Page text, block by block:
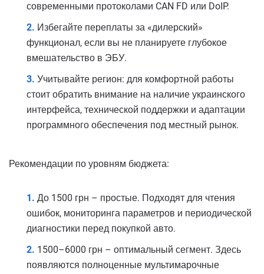
современными протоколами CAN FD или DoIP.
Избегайте переплаты за «дилерский»
функционал, если вы не планируете глубокое
вмешательство в ЭБУ.
Учитывайте регион: для комфортной работы
стоит обратить внимание на наличие украинского
интерфейса, технической поддержки и адаптации
программного обеспечения под местный рынок.
Рекомендации по уровням бюджета:
До 1500 грн – простые. Подходят для чтения
ошибок, мониторинга параметров и периодической
диагностики перед покупкой авто.
1500–6000 грн – оптимальный сегмент. Здесь
появляются полноценные мультимарочные